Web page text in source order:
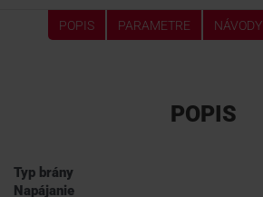
POPIS PARAMETRE NÁVODY
POPIS
Typ brány
Napájanie